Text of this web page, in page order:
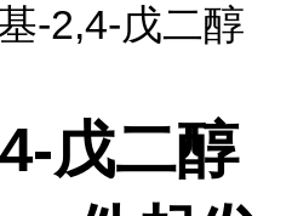
-2,4-戊二醇
戊二醇